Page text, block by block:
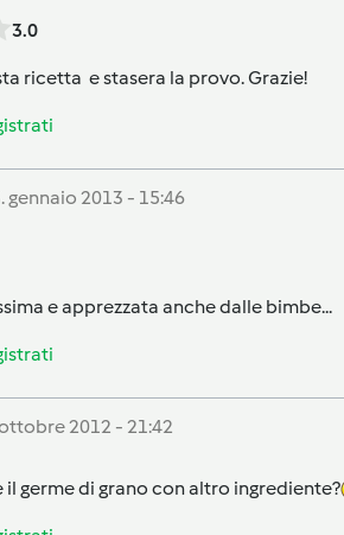
3.0
ricetta e stasera la provo. Grazie!
gennaio 2013 - 15:46
e apprezzata anche dalle bimbe...
2012 - 21:42
il germe di grano con altro ingrediente?